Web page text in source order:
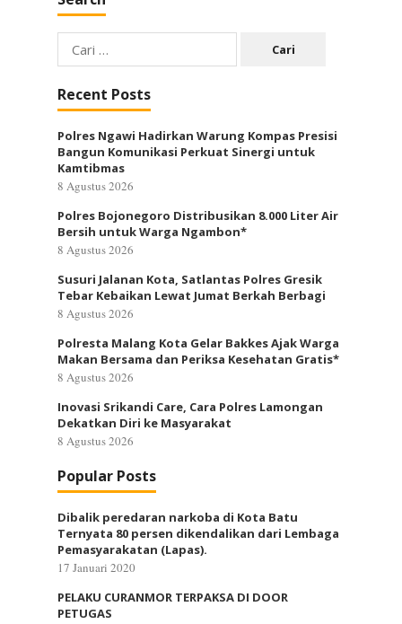
Cari
untuk:
Recent Posts
Polres Ngawi Hadirkan Warung Kompas Presisi
Bangun Komunikasi Perkuat Sinergi untuk
Kamtibmas
8 Agustus 2026
Polres Bojonegoro Distribusikan 8.000 Liter Air
Bersih untuk Warga Ngambon*
8 Agustus 2026
Susuri Jalanan Kota, Satlantas Polres Gresik
Tebar Kebaikan Lewat Jumat Berkah Berbagi
8 Agustus 2026
Polresta Malang Kota Gelar Bakkes Ajak Warga
Makan Bersama dan Periksa Kesehatan Gratis*
8 Agustus 2026
Inovasi Srikandi Care, Cara Polres Lamongan
Dekatkan Diri ke Masyarakat
8 Agustus 2026
Popular Posts
Dibalik peredaran narkoba di Kota Batu
Ternyata 80 persen dikendalikan dari Lembaga
Pemasyarakatan (Lapas).
17 Januari 2020
PELAKU CURANMOR TERPAKSA DI DOOR
PETUGAS